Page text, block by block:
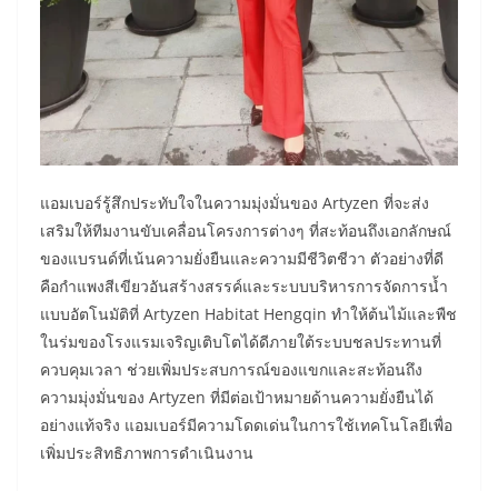
แอมเบอร์รู้สึกประทับใจในความมุ่งมั่นของ Artyzen ที่จะส่ง
เสริมให้ทีมงานขับเคลื่อนโครงการต่างๆ ที่สะท้อนถึงเอกลักษณ์
ของแบรนด์ที่เน้นความยั่งยืนและความมีชีวิตชีวา ตัวอย่างที่ดี
คือกำแพงสีเขียวอันสร้างสรรค์และระบบบริหารการจัดการน้ำ
แบบอัตโนมัติที่ Artyzen Habitat Hengqin ทำให้ต้นไม้และพืช
ในร่มของโรงแรมเจริญเติบโตได้ดีภายใต้ระบบชลประทานที่
ควบคุมเวลา ช่วยเพิ่มประสบการณ์ของแขกและสะท้อนถึง
ความมุ่งมั่นของ Artyzen ที่มีต่อเป้าหมายด้านความยั่งยืนได้
อย่างแท้จริง แอมเบอร์มีความโดดเด่นในการใช้เทคโนโลยีเพื่อ
เพิ่มประสิทธิภาพการดำเนินงาน